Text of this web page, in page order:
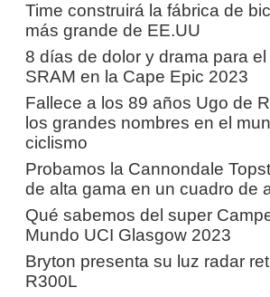
Time construirá la fábrica de
más grande de EE.UU
8 días de dolor y drama para
SRAM en la Cape Epic 2023
Fallece a los 89 años Ugo de
los grandes nombres en el
ciclismo
Probamos la Cannondale
de alta gama en un cuadro de
Qué sabemos del super
Mundo UCI Glasgow 2023
Bryton presenta su luz radar
R300L